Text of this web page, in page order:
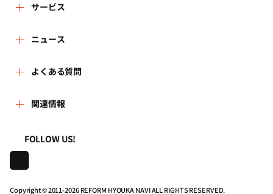
リフォーム評価ナビとは
運営体制
はじめての方へ
事務局へのお問い合せ
地域の相談窓口のみなさまへ
サービス
リフォーム会社を探す
リフォーム事例を見る
リフォームを相談する
リフォームを学ぶ
ニュース
新着情報
講習会・セミナー
連携機関・企業・団体トピックス
よくある質問
よくある質問
利用規約
プライバシーポリシー
関連情報
一般財団法人住まいづくりナビセンター
株式会社日本建築住宅センター
FOLLOW US!
Copyright © 2011-2026 REFORM HYOUKA NAVI ALL RIGHTS RESERVED.